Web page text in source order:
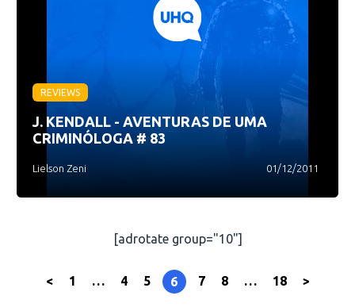
REVIEWS
J. KENDALL - AVENTURAS DE UMA
CRIMINÓLOGA # 83
Lielson Zeni 01/12/2011
[adrotate group="10"]
< 1 … 4 5 6 7 8 … 18 >